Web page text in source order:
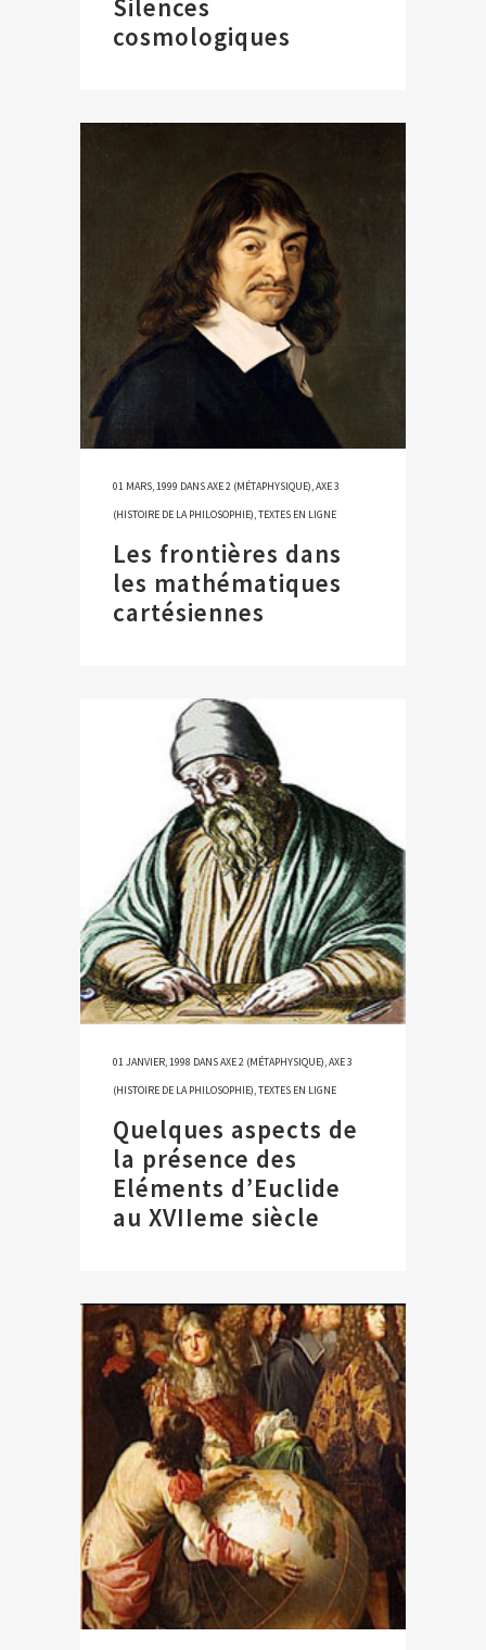
Silences
cosmologiques
01 MARS, 1999 DANSAXE 2 (MÉTAPHYSIQUE),AXE 3
(HISTOIRE DE LA PHILOSOPHIE),TEXTES EN LIGNE
Les frontières dans
les mathématiques
cartésiennes
01 JANVIER, 1998 DANSAXE 2 (MÉTAPHYSIQUE),AXE 3
(HISTOIRE DE LA PHILOSOPHIE),TEXTES EN LIGNE
Quelques aspects de
la présence des
Eléments d’Euclide
au XVIIeme siècle